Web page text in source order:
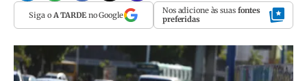
Siga o A TARDEno Google Nos adicione às suas fontes
preferidas